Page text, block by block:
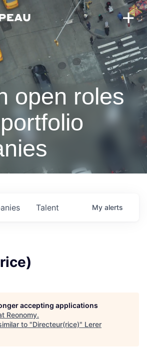
open roles
Talent My alerts
accepting applications
Reonomy.
to "Directeur(rice)" Lerer